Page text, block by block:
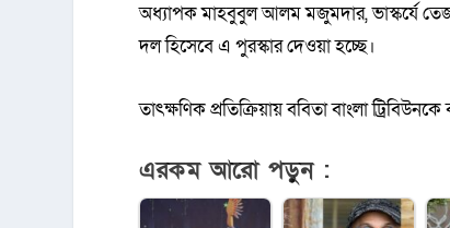
অধ্যাপক মাহবুবুল আলম মজুমদার, ভাস্কর্যে
দল হিসেবে এ পুরস্কার দেওয়া হচ্ছে।
তাৎক্ষণিক প্রতিক্রিয়ায় ববিতা বাংলা
এরকম আরো পড়ুন :